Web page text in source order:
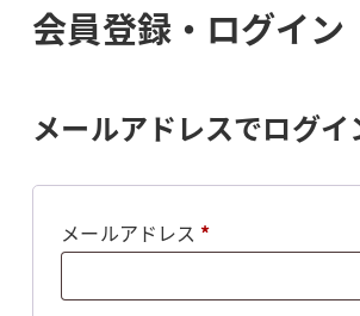
会員登録・ログイン
メールアドレスでログイ
メールアドレス *必